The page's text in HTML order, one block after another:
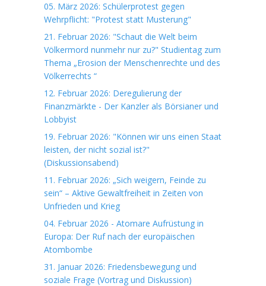
05. März 2026: Schülerprotest gegen
Wehrpflicht: "Protest statt Musterung"
21. Februar 2026: "Schaut die Welt beim
Völkermord nunmehr nur zu?" Studientag zum
Thema „Erosion der Menschenrechte und des
Völkerrechts “
12. Februar 2026: Deregulierung der
Finanzmärkte - Der Kanzler als Börsianer und
Lobbyist
19. Februar 2026: "Können wir uns einen Staat
leisten, der nicht sozial ist?"
(Diskussionsabend)
11. Februar 2026: „Sich weigern, Feinde zu
sein“ – Aktive Gewaltfreiheit in Zeiten von
Unfrieden und Krieg
04. Februar 2026 - Atomare Aufrüstung in
Europa: Der Ruf nach der europäischen
Atombombe
31. Januar 2026: Friedensbewegung und
soziale Frage (Vortrag und Diskussion)